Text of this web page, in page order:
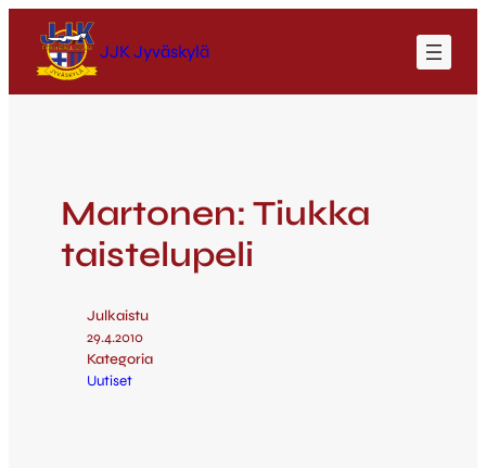
JJK Jyväskylä
Martonen: Tiukka
taistelupeli
Julkaistu
29.4.2010
Kategoria
Uutiset